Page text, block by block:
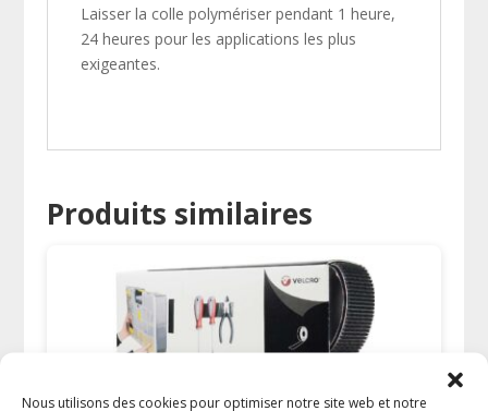
Nous utilisons des cookies pour optimiser notre site web et notre
Laisser la colle polymériser pendant 1 heure,
24 heures pour les applications les plus
exigeantes.
Produits similaires